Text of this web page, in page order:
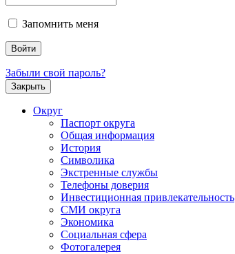
Запомнить меня
Забыли свой пароль?
Закрыть
Округ
Паспорт округа
Общая информация
История
Символика
Экстренные службы
Телефоны доверия
Инвестиционная привлекательность
СМИ округа
Экономика
Социальная сфера
Фотогалерея